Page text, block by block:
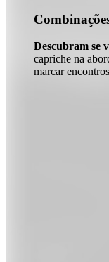
Descubram se
capriche na
marcar encontros